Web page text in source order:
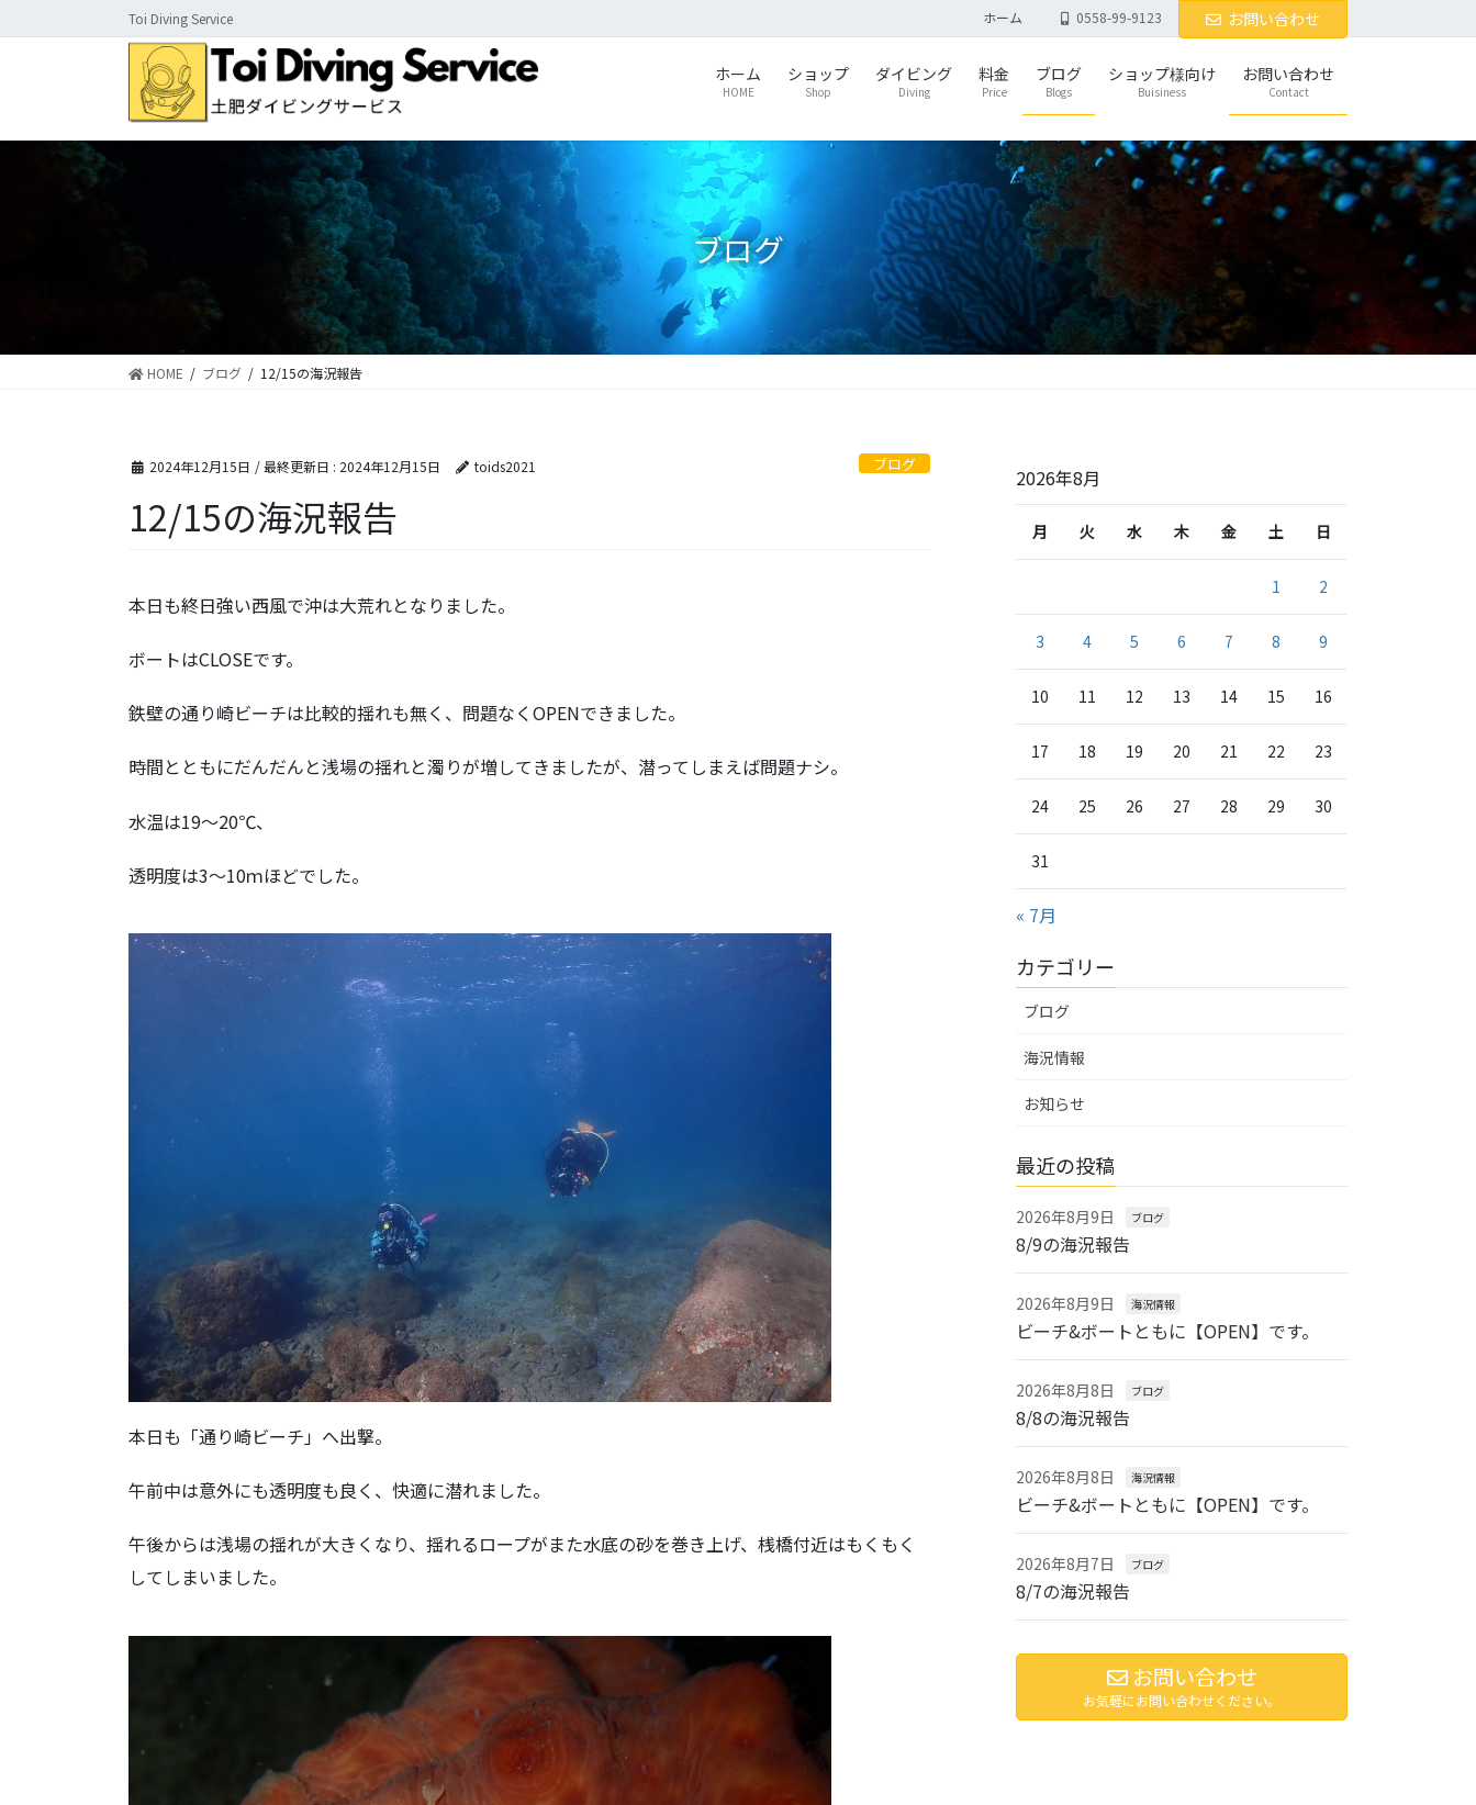
ン
に
ビ
ョ
Toi Diving Service ホーム 0558-99-9123 お問い合わせ
ホーム
HOME
ショップ
Shop
ダイビング
Diving
料金
Price
ブログ
Blogs
ショップ様向け
Buisiness
お問い合わせ
Contact
ブログ
HOME ブログ 12/15の海況報告
2024年12月15日 / 最終更新日 : 2024年12月15日 toids2021 ブログ
12/15の海況報告
本日も終日強い西風で沖は大荒れとなりました。
ボートはCLOSEです。
鉄壁の通り崎ビーチは比較的揺れも無く、問題なくOPENできました。
時間とともにだんだんと浅場の揺れと濁りが増してきましたが、潜ってしまえば問題ナシ。
水温は19～20℃、
透明度は3～10ｍほどでした。
本日も「通り崎ビーチ」へ出撃。
午前中は意外にも透明度も良く、快適に潜れました。
午後からは浅場の揺れが大きくなり、揺れるロープがまた水底の砂を巻き上げ、桟橋付近はもくもく
してしまいました。
2026年8月
月 火 水 木 金 土 日
1 2
3 4 5 6 7 8 9
10 11 12 13 14 15 16
17 18 19 20 21 22 23
24 25 26 27 28 29 30
31
« 7月
カテゴリー
ブログ
海況情報
お知らせ
最近の投稿
2026年8月9日 ブログ
8/9の海況報告
2026年8月9日 海況情報
ビーチ&ボートともに【OPEN】です。
2026年8月8日 ブログ
8/8の海況報告
2026年8月8日 海況情報
ビーチ&ボートともに【OPEN】です。
2026年8月7日 ブログ
8/7の海況報告
お問い合わせ
お気軽にお問い合わせください。